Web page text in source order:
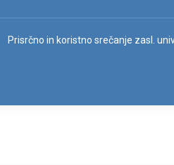
Prisrčno in koristno srečanje zasl.